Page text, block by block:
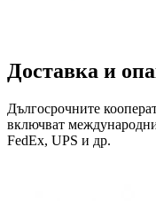
Доставка и
Дългосрочните
включват
FedEx, UPS и др.